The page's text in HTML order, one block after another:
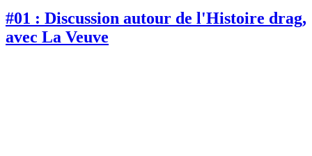
#01 : Discussion autour de l'Histoire drag,
avec La Veuve